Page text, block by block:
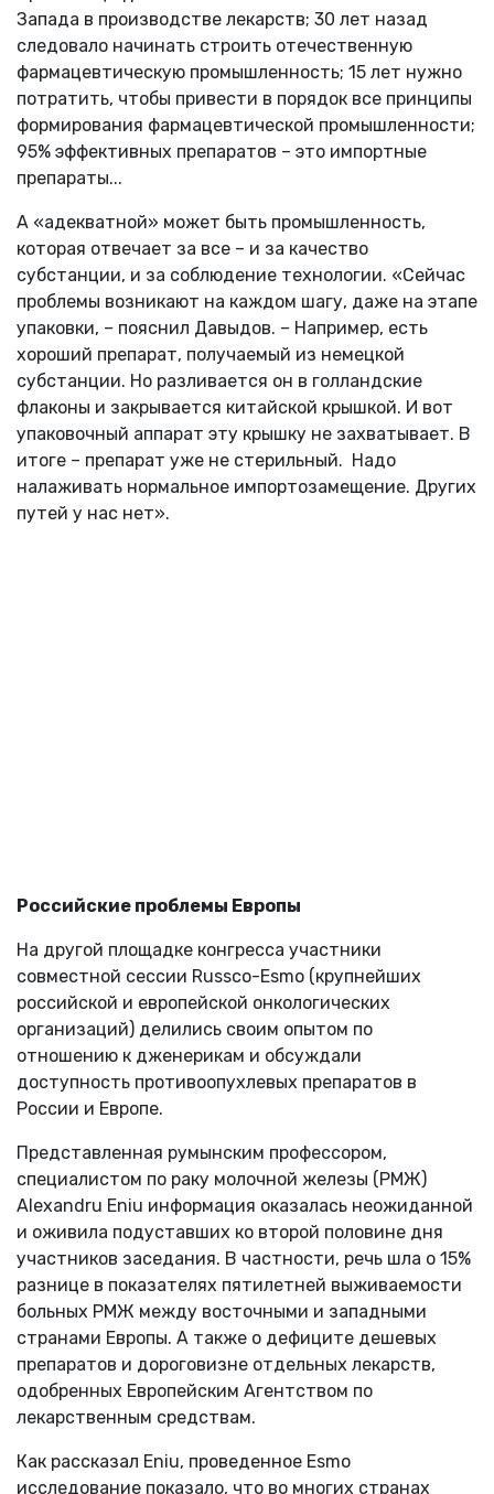
Запада в производстве лекарств; 30 лет назад
следовало начинать строить отечественную
фармацевтическую промышленность; 15 лет нужно
потратить, чтобы привести в порядок все принципы
формирования фармацевтической промышленности;
95% эффективных препаратов – это импортные
препараты...
А «адекватной» может быть промышленность,
которая отвечает за все – и за качество
субстанции, и за соблюдение технологии. «Сейчас
проблемы возникают на каждом шагу, даже на этапе
упаковки, – пояснил Давыдов. – Например, есть
хороший препарат, получаемый из немецкой
субстанции. Но разливается он в голландские
флаконы и закрывается китайской крышкой. И вот
упаковочный аппарат эту крышку не захватывает. В
итоге – препарат уже не стерильный. Надо
налаживать нормальное импортозамещение. Других
путей у нас нет».
Российские проблемы Европы
На другой площадке конгресса участники
совместной сессии Russco-Esmo (крупнейших
российской и европейской онкологических
организаций) делились своим опытом по
отношению к дженерикам и обсуждали
доступность противоопухлевых препаратов в
России и Европе.
Представленная румынским профессором,
специалистом по раку молочной железы (РМЖ)
Alexandru Eniu информация оказалась неожиданной
и оживила подуставших ко второй половине дня
участников заседания. В частности, речь шла о 15%
разнице в показателях пятилетней выживаемости
больных РМЖ между восточными и западными
странами Европы. А также о дефиците дешевых
препаратов и дороговизне отдельных лекарств,
одобренных Европейским Агентством по
лекарственным средствам.
Как рассказал Eniu, проведенное Esmo
исследование показало, что во многих странах